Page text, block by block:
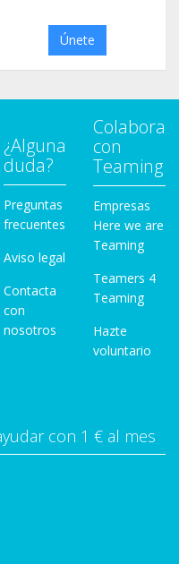
Únete
¿Alguna
duda?
Preguntas
frecuentes
Aviso legal
Contacta
con
nosotros
Colabora
con
Teaming
Empresas
Here we are
Teaming
Teamers 4
Teaming
Hazte
voluntario
con 1 € al mes